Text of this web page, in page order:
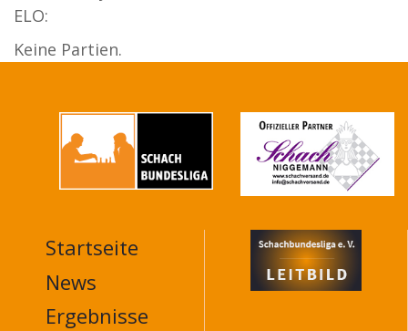
ELO:
Keine Partien.
MAIN
NAVIGATION
FOOTER
Startseite
News
Ergebnisse